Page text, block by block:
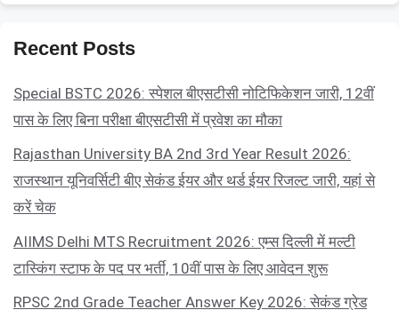
Recent Posts
Special BSTC 2026: स्पेशल बीएसटीसी नोटिफिकेशन जारी, 12वीं
पास के लिए बिना परीक्षा बीएसटीसी में प्रवेश का मौका
Rajasthan University BA 2nd 3rd Year Result 2026:
राजस्थान यूनिवर्सिटी बीए सेकंड ईयर और थर्ड ईयर रिजल्ट जारी, यहां से
करें चेक
AIIMS Delhi MTS Recruitment 2026: एम्स दिल्ली में मल्टी
टास्किंग स्टाफ के पद पर भर्ती, 10वीं पास के लिए आवेदन शुरू
RPSC 2nd Grade Teacher Answer Key 2026: सेकंड ग्रेड